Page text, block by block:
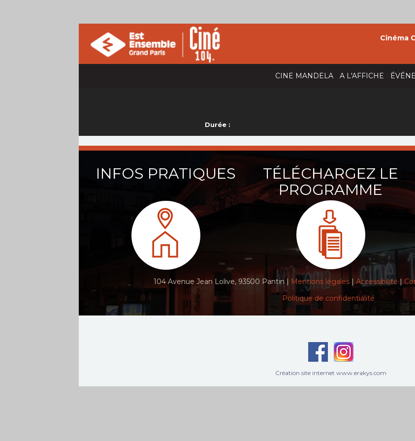
CINE MANDELA A L'AFFICHE
Cinéma
Durée :
INFOS PRATIQUES
TÉLÉCHARGEZ LE
PROGRAMME
104 Avenue Jean Lolive, 93500 Pantin | Mentions légales|Accessibilité |
Politique de confidentialité
Création site internet www.erakys.com